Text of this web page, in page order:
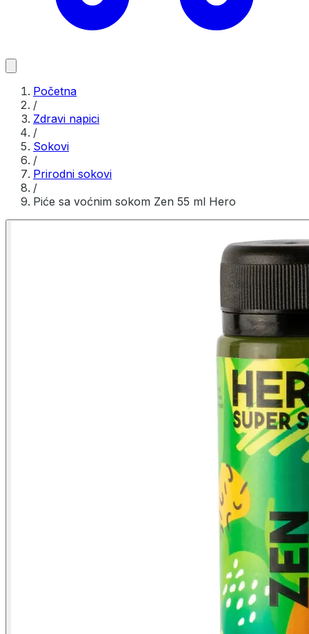
Početna
/
Zdravi napici
/
Sokovi
/
Prirodni sokovi
/
Piće sa voćnim sokom Zen 55 ml Hero